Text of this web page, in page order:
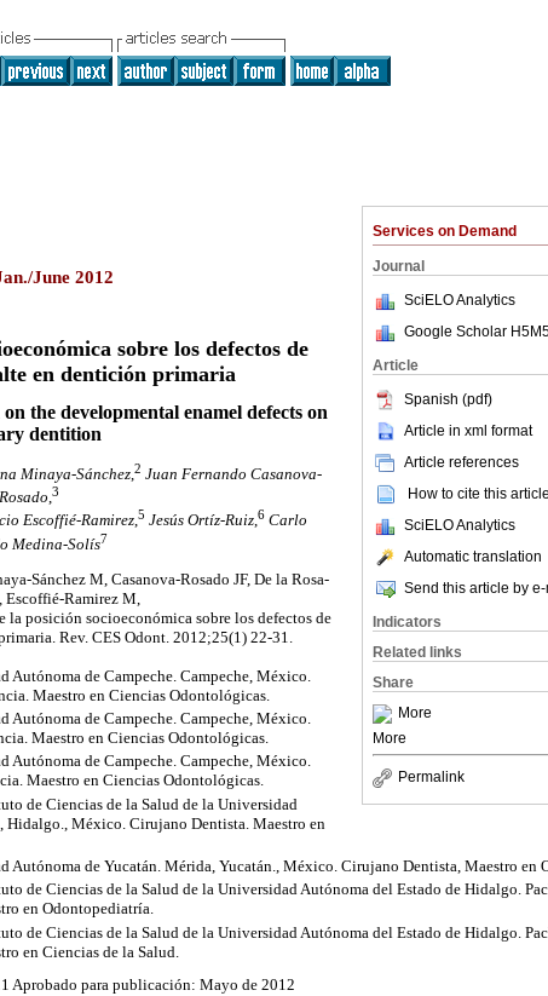
Services on Demand
Journal
SciELO Analytics
Google Scholar
Article
Spanish (pdf)
Article in xml format
Article references
How to cite this article
SciELO Analytics
Automatic translation
Send this article by
Indicators
Related links
Share
More
More
Permalink
June 2012
sobre los defectos de
en dentición primaria
the developmental enamel defects on
dentition
Minaya-Sánchez,2 Juan Fernando Casanova-
Rosado,3
Escoffié-Ramirez,5 Jesús Ortíz-Ruiz,6 Carlo
Medina-Solís7
Sánchez M, Casanova-Rosado JF, De la Rosa-
Ramirez M,
posición socioeconómica sobre los defectos de
Rev. CES Odont. 2012;25(1) 22-31.
de Campeche. Campeche, México.
Maestro en Ciencias Odontológicas.
de Campeche. Campeche, México.
Maestro en Ciencias Odontológicas.
Autónoma de Campeche. Campeche, México.
Maestro en Ciencias Odontológicas.
de Ciencias de la Salud de la Universidad
Hidalgo., México. Cirujano Dentista. Maestro en
Autónoma de Yucatán. Mérida, Yucatán., México. Cirujano Dentista, Maestro en
de Ciencias de la Salud de la Universidad Autónoma del Estado de Hidalgo.
en Odontopediatría.
de Ciencias de la Salud de la Universidad Autónoma del Estado de Hidalgo.
en Ciencias de la Salud.
Aprobado para publicación: Mayo de 2012